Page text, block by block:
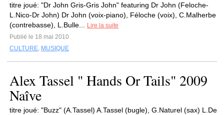
titre joué: "Dr John Gris-Gris John" featuring Dr John (Feloche-
L.Nico-Dr John) Dr John (voix-piano), Féloche (voix), C.Malherbe
(contrebasse), L.Bulle...
Lire la suite
Publié le 18 mai 2010
CULTURE, MUSIQUE
Alex Tassel " Hands Or Tails" 2009
Naîve
titre joué: "Buzz" (A.Tassel) A.Tassel (bugle), G.Naturel (sax) L.De